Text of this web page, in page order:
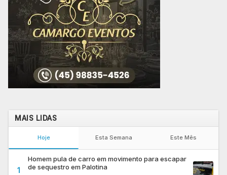
MAIS LIDAS
Hoje Esta Semana Este Mês
1
Homem pula de carro em movimento para escapar
de sequestro em Palotina